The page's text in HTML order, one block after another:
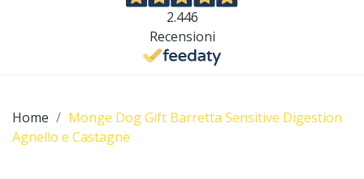
2.446
Recensioni
Home
Monge Dog Gift Barretta Sensitive Digestion
Agnello e Castagne